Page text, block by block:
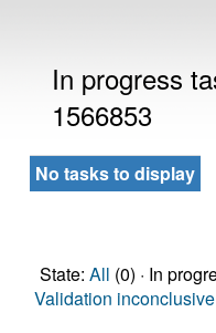
In progress
1566853
No tasks to display
State: All (0) · In
Validation inconclusive